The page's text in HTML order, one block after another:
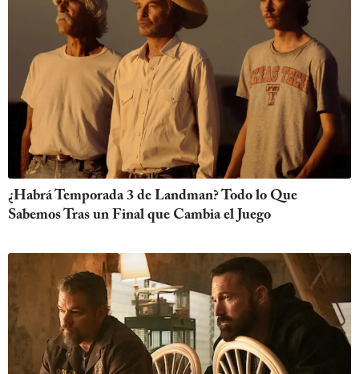
¿Habrá Temporada 3 de Landman? Todo lo Que
Sabemos Tras un Final que Cambia el Juego